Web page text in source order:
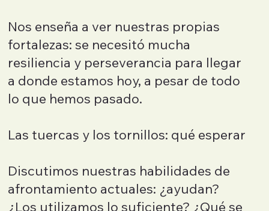
Nos enseña a ver nuestras propias
fortalezas: se necesitó mucha
resiliencia y perseverancia para llegar
a donde estamos hoy, a pesar de todo
lo que hemos pasado.
Las tuercas y los tornillos: qué esperar
Discutimos nuestras habilidades de
afrontamiento actuales: ¿ayudan?
¿Los utilizamos lo suficiente? ¿Qué se